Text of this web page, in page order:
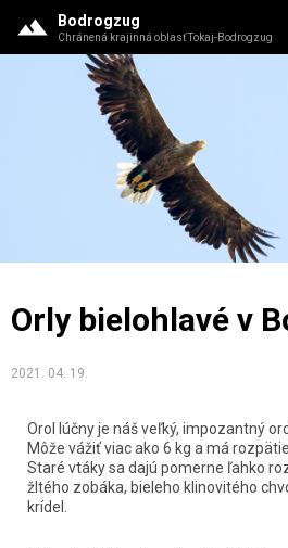
Bodrogzug
Chránená krajinná oblasť Tokaj-Bodrogzug
Orly bielohlavé v
2021. 04. 19.
Orol lúčny je náš veľký, impozantný
Môže vážiť viac ako 6 kg a má
Staré vtáky sa dajú pomerne ľahko
žltého zobáka, bieleho klinovitého
krídel.